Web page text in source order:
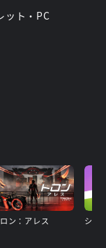
ット・PC
ン：アレス